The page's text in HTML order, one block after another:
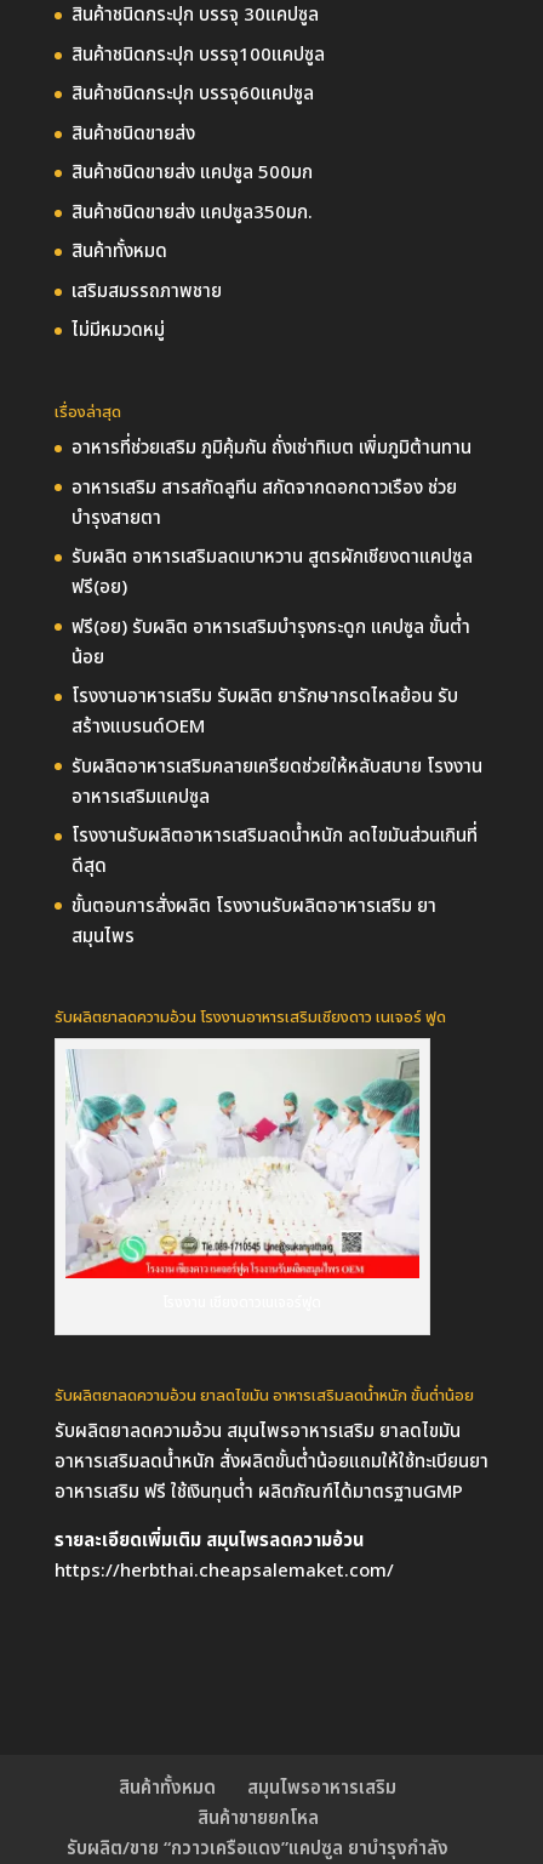
สินค้าชนิดกระปุก บรรจุ 30แคปซูล
สินค้าชนิดกระปุก บรรจุ100แคปซูล
สินค้าชนิดกระปุก บรรจุ60แคปซูล
สินค้าชนิดขายส่ง
สินค้าชนิดขายส่ง แคปซูล 500มก
สินค้าชนิดขายส่ง แคปซูล350มก.
สินค้าทั้งหมด
เสริมสมรรถภาพชาย
ไม่มีหมวดหมู่
เรื่องล่าสุด
อาหารที่ช่วยเสริม ภูมิคุ้มกัน ถั่งเช่าทิเบต เพิ่มภูมิต้านทาน
อาหารเสริม สารสกัดลูทีน สกัดจากดอกดาวเรือง ช่วย
บำรุงสายตา
รับผลิต อาหารเสริมลดเบาหวาน สูตรผักเชียงดาแคปซูล
ฟรี(อย)
ฟรี(อย) รับผลิต อาหารเสริมบำรุงกระดูก แคปซูล ขั้นต่ำ
น้อย
โรงงานอาหารเสริม รับผลิต ยารักษากรดไหลย้อน รับ
สร้างแบรนด์OEM
รับผลิตอาหารเสริมคลายเครียดช่วยให้หลับสบาย โรงงาน
อาหารเสริมแคปซูล
โรงงานรับผลิตอาหารเสริมลดน้ำหนัก ลดไขมันส่วนเกินที่
ดีสุด
ขั้นตอนการสั่งผลิต โรงงานรับผลิตอาหารเสริม ยา
สมุนไพร
รับผลิตยาลดความอ้วน โรงงานอาหารเสริมเชียงดาว เนเจอร์ ฟูด
รับผลิตยาลดความอ้วน ยาลดไขมัน อาหารเสริมลดน้ำหนัก ขั้นต่ำน้อย
รับผลิตยาลดความอ้วน สมุนไพรอาหารเสริม ยาลดไขมัน
อาหารเสริมลดน้ำหนัก สั่งผลิตขั้นต่ำน้อยแถมให้ใช้ทะเบียนยา
อาหารเสริม ฟรี ใช้เงินทุนต่ำ ผลิตภัณฑ์ได้มาตรฐานGMP
รายละเอียดเพิ่มเติม สมุนไพรลดความอ้วน
https://herbthai.cheapsalemaket.com/
สินค้าทั้งหมด
สมุนไพรอาหารเสริม
สินค้าขายยกโหล
รับผลิต/ขาย “กวาวเครือแดง”แคปซูล ยาบำรุงกำลัง